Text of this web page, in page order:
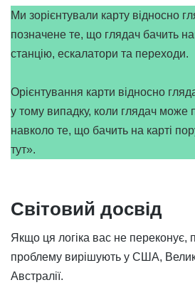
Ми зорієнтували карту відносно
позначене те, що глядач бачить
станцію, ескалатори та переходи.
Орієнтування карти відносно
у тому випадку, коли глядач може
навколо те, що бачить на карті
тут».
Світовий досвід
Якщо ця логіка вас не переконує,
проблему вирішують у США,
Австралії.